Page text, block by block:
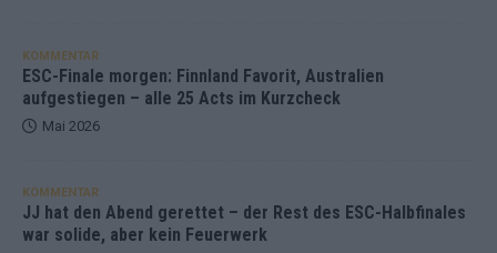
KOMMENTAR
ESC-Finale morgen: Finnland Favorit, Australien
aufgestiegen – alle 25 Acts im Kurzcheck
Mai 2026
KOMMENTAR
JJ hat den Abend gerettet – der Rest des ESC-Halbfinales
war solide, aber kein Feuerwerk